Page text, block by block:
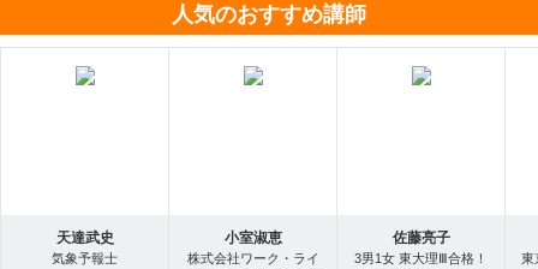
人気のおすすめ講師
天達武史
気象予報士
小室淑恵
株式会社ワーク・ライ
佐藤亮子
3男1女 東大理Ⅲ合格！
東